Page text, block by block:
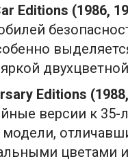
Editions (1986,
Editions
версии к 35-
цветами